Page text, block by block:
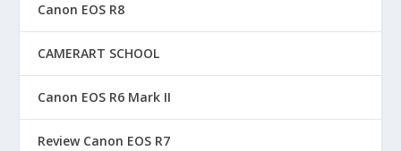
Canon EOS R8
CAMERART SCHOOL
Canon EOS R6 Mark II
Review Canon EOS R7